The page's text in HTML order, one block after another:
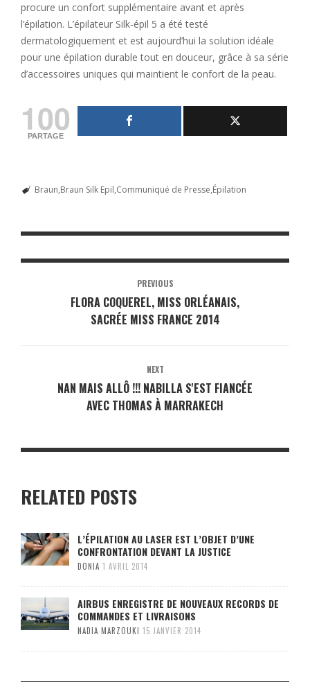
procure un confort supplémentaire avant et après
l’épilation. L’épilateur Silk-épil 5 a été testé
dermatologiquement et est aujourd’hui la solution idéale
pour une épilation durable tout en douceur, grâce à sa série
d’accessoires uniques qui maintient le confort de la peau.
100
PARTAGE
Braun Braun Silk Epil Communiqué de Presse Épilation
PREVIOUS
FLORA COQUEREL, MISS ORLÉANAIS,
SACRÉE MISS FRANCE 2014
NEXT
NAN MAIS ALLÔ !!! NABILLA S'EST FIANCÉE
AVEC THOMAS À MARRAKECH
RELATED POSTS
L’ÉPILATION AU LASER EST L’OBJET D’UNE
CONFRONTATION DEVANT LA JUSTICE
DONIA 1 AVRIL 2014
AIRBUS ENREGISTRE DE NOUVEAUX RECORDS DE
COMMANDES ET LIVRAISONS
NADIA MARZOUKI 15 JANVIER 2014